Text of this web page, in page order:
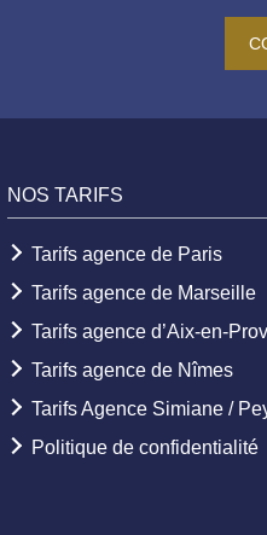
NOS TARIFS
Tarifs agence de Paris
Tarifs agence de Marseille
Tarifs agence d’Aix-en-
Tarifs agence de Nîmes
Tarifs Agence Simiane /
Politique de confidentialité